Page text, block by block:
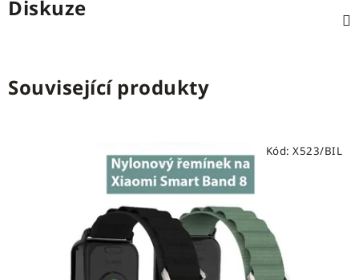
Diskuze
Související produkty
Kód: X523/BIL